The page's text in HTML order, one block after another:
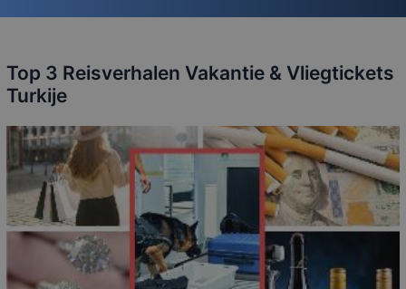
Top 3 Reisverhalen Vakantie & Vliegtickets
Turkije